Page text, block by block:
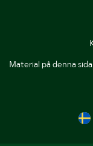
Material på denna